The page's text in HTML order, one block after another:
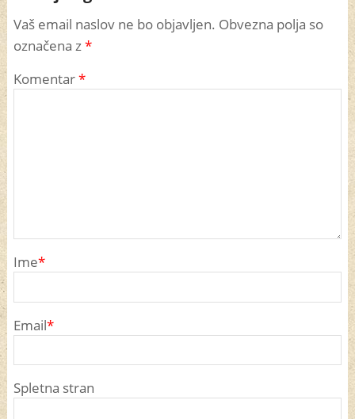
Vaš email naslov ne bo objavljen. Obvezna polja so
označena z*
Komentar*
Ime*
Email*
Spletna stran